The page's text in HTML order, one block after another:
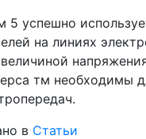
5 успешно
на линиях
тм необходимы
в Статьи